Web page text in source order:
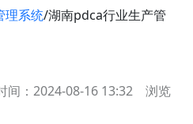
理系统/湖南pdca行业生产管
间：2024-08-16 13:32
浏览